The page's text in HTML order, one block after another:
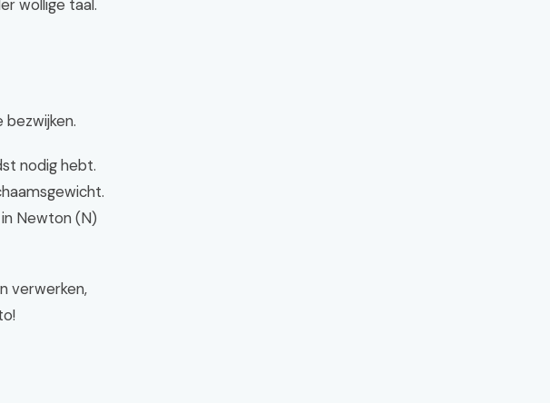
wollige taal.
nodig hebt.
Newton (N)
verwerken,